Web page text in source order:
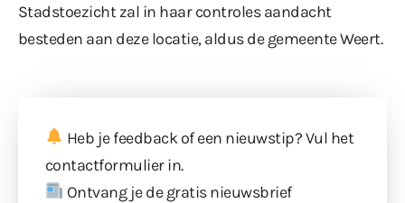
Stadstoezicht zal in haar controles aandacht
besteden aan deze locatie, aldus de gemeente Weert.
Heb je feedback of een nieuwstip? Vul het
contactformulierin.
Ontvang je de gratis nieuwsbrief